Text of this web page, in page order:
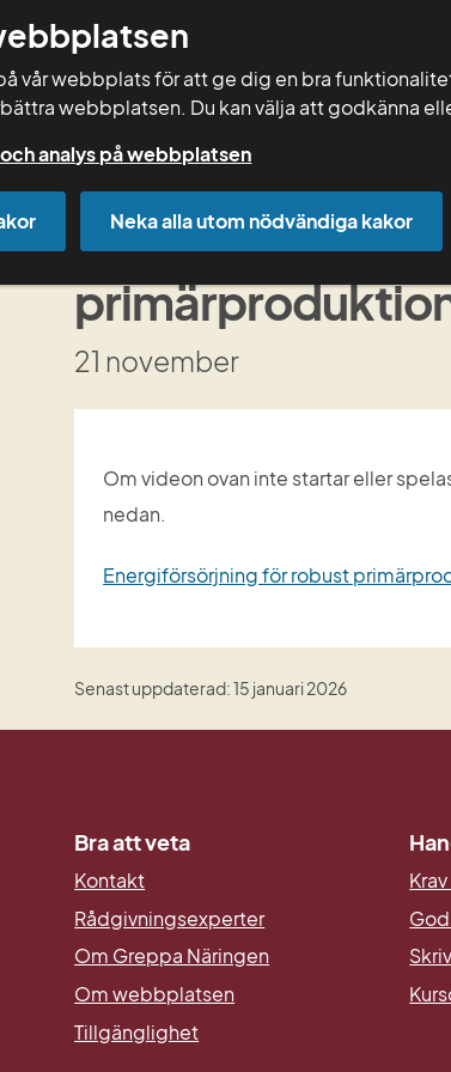
vår webbplats för att ge dig en bra
webbplatsen. Du kan välja att godkänna
analys på webbplatsen
Neka alla utom nödvändiga kakor
Rådgivning
Energiförsörjning
21 november
Om videon ovan inte startar eller
nedan.
Energiförsörjning för robust
Senast uppdaterad: 15 januari 2026
Bra att veta
Kontakt
Rådgivningsexperter
Om Greppa Näringen
Om webbplatsen
Tillgänglighet